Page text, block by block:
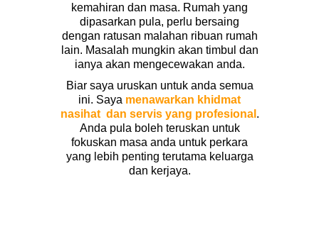
kemahiran dan masa. Rumah yang
dipasarkan pula, perlu bersaing
dengan ratusan malahan ribuan rumah
lain. Masalah mungkin akan timbul dan
ianya akan mengecewakan anda.
Biar saya uruskan untuk anda semua
ini. Saya menawarkan khidmat
nasihat dan servis yang profesional .
Anda pula boleh teruskan untuk
fokuskan masa anda untuk perkara
yang lebih penting terutama keluarga
dan kerjaya.